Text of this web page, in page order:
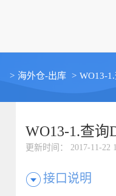
> 海外仓-出库 > WO13-
WO13-1.查询
更新时间 ： 2017-11-22
接口说明